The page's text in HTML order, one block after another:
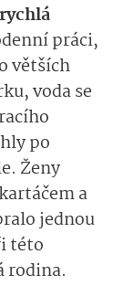
práci,
větších
voda se
po
Ženy
a
jednou
této
rodina.